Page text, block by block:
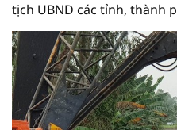
tịch UBND các tỉnh, thành